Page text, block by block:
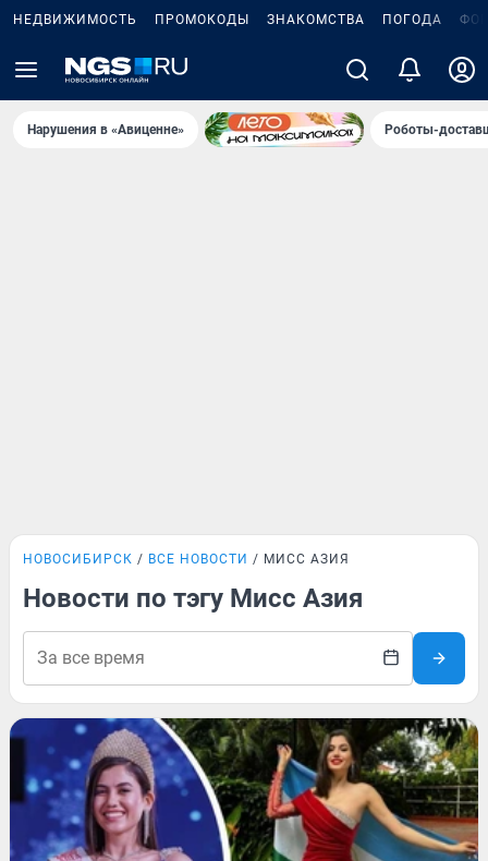
НЕДВИЖИМОСТЬ ПРОМОКОДЫ ЗНАКОМСТВА ПОГОДА
Нарушения в «Авиценне» Роботы-
НОВОСИБИРСК ВСЕ НОВОСТИ МИСС АЗИЯ
Новости по тэгу Мисс Азия